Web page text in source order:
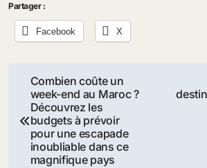
Partager :
Facebook X
Navigation
de
l’article
Combien coûte un
week-end au Maroc ?
Découvrez les
budgets à prévoir
pour une escapade
inoubliable dans ce
magnifique pays